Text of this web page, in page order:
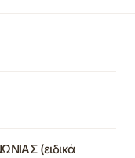
(ειδικά